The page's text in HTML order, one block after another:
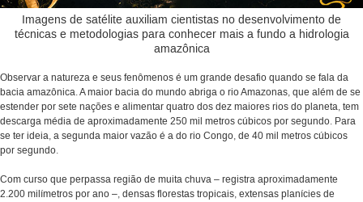
Imagens de satélite auxiliam cientistas no desenvolvimento de
técnicas e metodologias para conhecer mais a fundo a hidrologia
amazônica
Observar a natureza e seus fenômenos é um grande desafio quando se fala da
bacia amazônica. A maior bacia do mundo abriga o rio Amazonas, que além de se
estender por sete nações e alimentar quatro dos dez maiores rios do planeta, tem
descarga média de aproximadamente 250 mil metros cúbicos por segundo. Para
se ter ideia, a segunda maior vazão é a do rio Congo, de 40 mil metros cúbicos
por segundo.
Com curso que perpassa região de muita chuva – registra aproximadamente
2.200 milímetros por ano –, densas florestas tropicais, extensas planícies de